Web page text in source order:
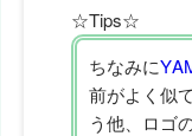
☆Tips☆
ちなみに
前がよく似
う他、ロゴ